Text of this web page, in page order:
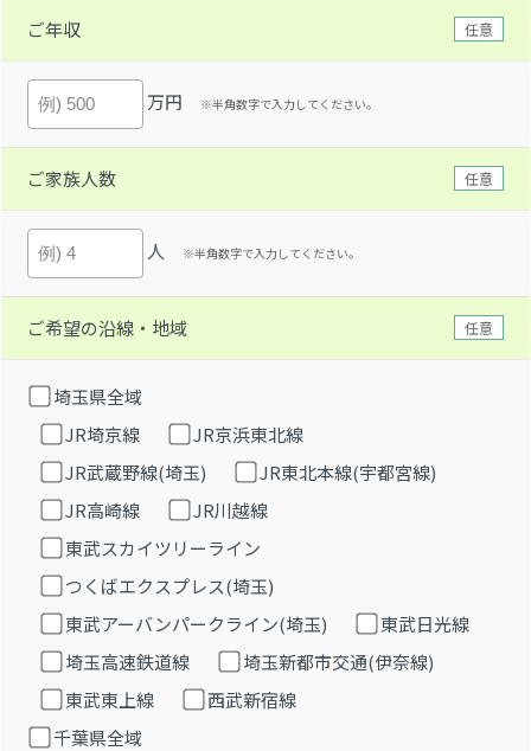
ご年収 任意
万円 ※半角数字で入力してください。
ご家族人数 任意
人 ※半角数字で入力してください。
ご希望の沿線・地域 任意
埼玉県全域
JR埼京線
JR京浜東北線
JR武蔵野線(埼玉)
JR東北本線(宇都宮線)
JR高崎線
JR川越線
東武スカイツリーライン
つくばエクスプレス(埼玉)
東武アーバンパークライン(埼玉)
東武日光線
埼玉高速鉄道線
埼玉新都市交通(伊奈線)
東武東上線
西武新宿線
千葉県全域